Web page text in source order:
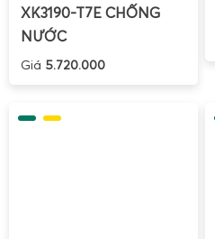
XK3190-T7E CHỐNG
NƯỚC
Giá 5.720.000